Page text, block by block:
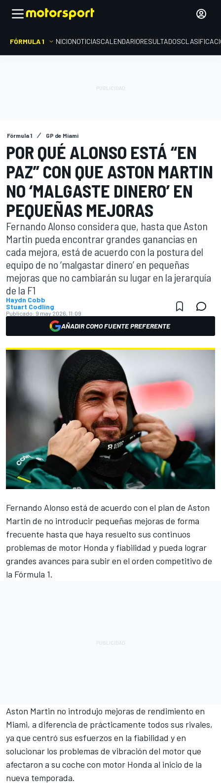
FÓRMULA 1 INICIONOTICIASCALENDARIORESULTADOS
Fórmula 1 GP de Miami
POR QUÉ ALONSO ESTÁ “EN
PAZ” CON QUE ASTON MARTIN
NO ‘MALGASTE DINERO’ EN
PEQUEÑAS MEJORAS
Fernando Alonso considera que, hasta que Aston
Martin pueda encontrar grandes ganancias en
cada mejora, está de acuerdo con la postura del
equipo de no ‘malgastar dinero’ en pequeñas
mejoras que no cambiarán su lugar en la jerarquía
de la F1
Haydn Cobb
Stuart Codling
Publicado: 9 may 2026, 11:09
AÑADIR COMO FUENTE PREFERENTE
Fernando Alonso está de acuerdo con el plan de Aston
Martin de no introducir pequeñas mejoras de forma
frecuente hasta que haya resuelto sus continuos
problemas de motor Honda y fiabilidad y pueda lograr
grandes avances para subir en el orden competitivo de
la Fórmula 1.
Aston Martin no introdujo mejoras de rendimiento en
Miami, a diferencia de prácticamente todos sus rivales,
ya que centró sus esfuerzos en la fiabilidad y en
solucionar los problemas de vibración del motor que
afectaron a su coche con motor Honda al inicio de la
nueva temporada.